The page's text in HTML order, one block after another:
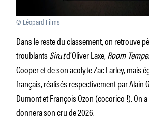
© Léopard Films
Dans le reste du classement, on retrouve
troublantsSirātd’Oliver Laxe,Room
Cooper et de son acolyte Zac Farley, mais
français, réalisés respectivement par Alain
Dumont et François Ozon (cocorico !). On
donnera son cru de 2026.